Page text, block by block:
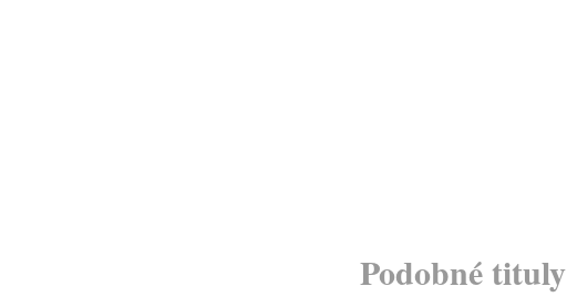
Podobné tituly